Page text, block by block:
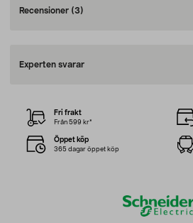
Recensioner (3)
Experten svarar
Fri frakt
Från 599 kr*
Öppet köp
365 dagar öppet köp